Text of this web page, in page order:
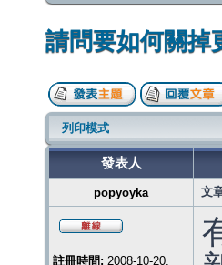
請問要如何關掉
列印模式
發表人
popyoyka 文
註冊時間: 2008-10-20,